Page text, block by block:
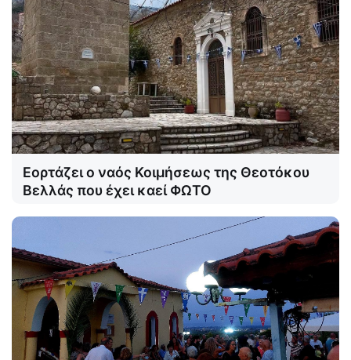
Εορτάζει ο ναός Κοιμήσεως της Θεοτόκου
Βελλάς που έχει καεί ΦΩΤΟ